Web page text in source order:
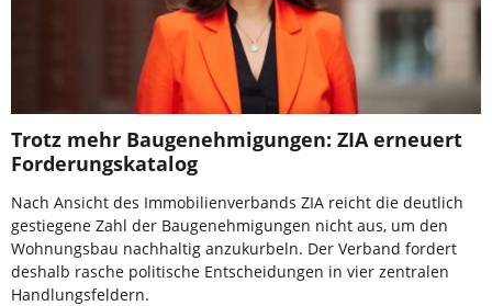
Trotz mehr Baugenehmigungen: ZIA erneuert
Forderungskatalog
Nach Ansicht des Immobilienverbands ZIA reicht die deutlich
gestiegene Zahl der Baugenehmigungen nicht aus, um den
Wohnungsbau nachhaltig anzukurbeln. Der Verband fordert
deshalb rasche politische Entscheidungen in vier zentralen
Handlungsfeldern.